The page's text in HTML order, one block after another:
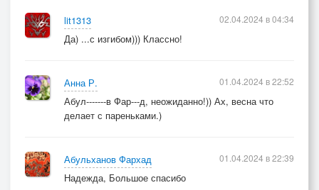
lit1313
Да) ...с изгибом))) Классно!
02.04.2024 в 04:34
Анна Р.
Абул-------в Фар---д, неожиданно!)) Ах, весна что
делает с пареньками.)
01.04.2024 в 22:52
Абульханов Фархад
Надежда, Большое спасибо
01.04.2024 в 22:39